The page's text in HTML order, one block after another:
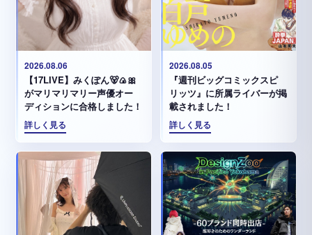
2026.08.06
【17LIVE】みくぽん🐻🍙🎀
がマリマリマリー声優オー
ディションに合格しました！
詳しく見る
2026.08.05
『週刊ビッグコミックスピ
リッツ』に所属ライバーが掲
載されました！
詳しく見る